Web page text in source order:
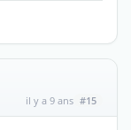
il y a 9 ans #15